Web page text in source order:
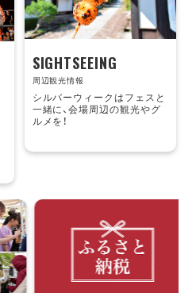
SIGHTSEEING
周辺観光情報
シルバーウィークはフェスと
一緒に、会場周辺の観光やグ
ルメを！